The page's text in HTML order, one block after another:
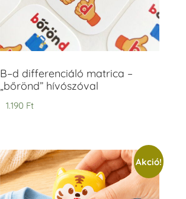
B–d differenciáló matrica –
„bőrönd” hívószóval
1.190 Ft
Akció!